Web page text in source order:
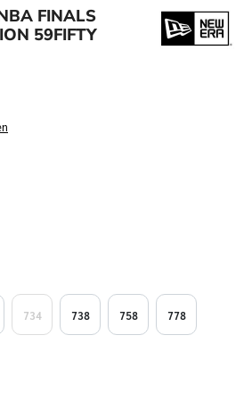
FINALS
59FIFTY
734 738 758 778